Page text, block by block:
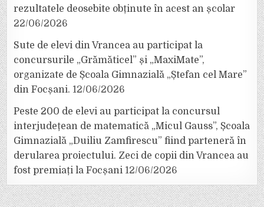
rezultatele deosebite obținute în acest an școlar
22/06/2026
Sute de elevi din Vrancea au participat la
concursurile „Grămăticel” și „MaxiMate”,
organizate de Școala Gimnazială „Ștefan cel Mare”
din Focșani. 12/06/2026
Peste 200 de elevi au participat la concursul
interjudețean de matematică „Micul Gauss”, Școala
Gimnazială „Duiliu Zamfirescu” fiind parteneră în
derularea proiectului. Zeci de copii din Vrancea au
fost premiați la Focșani 12/06/2026